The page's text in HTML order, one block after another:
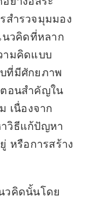
สำรวจมุมมอง
นวคิดที่หลาก
ามคิดแบบ
ที่มีศักยภาพ
อนสำคัญใน
เนื่องจาก
าวิธีแก้ปัญหา
หรือการสร้าง
วคิดนั้นโดย